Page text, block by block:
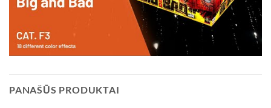
PANAŠŪS PRODUKTAI